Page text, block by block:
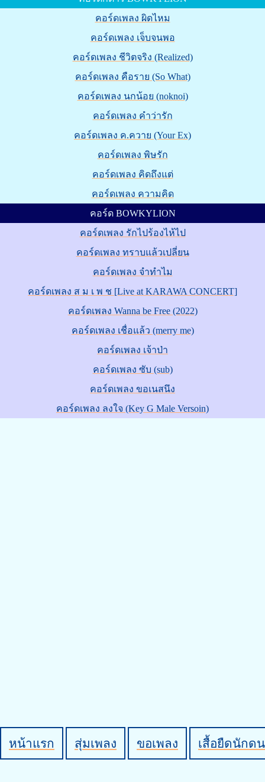
คอร์ดเพลง ผิดไหม
คอร์ดเพลง เจ็บจนพอ
คอร์ดเพลง ชีวิตจริง (Realized)
คอร์ดเพลง คือราย (So What)
คอร์ดเพลง นกน้อย (noknoi)
คอร์ดเพลง คำว่ารัก
คอร์ดเพลง ค.ควาย (Your Ex)
คอร์ดเพลง พิษรัก
คอร์ดเพลง คิดถึงแต่
คอร์ดเพลง ความคิด
คอร์ด BOWKYLION
คอร์ดเพลง รักไปร้องไห้ไป
คอร์ดเพลง ทราบแล้วเปลี่ยน
คอร์ดเพลง จำทำไม
คอร์ดเพลง ส ม เ พ ช [Live at KARAWA CONCERT]
คอร์ดเพลง Wanna be Free (2022)
คอร์ดเพลง เชื่อแล้ว (merry me)
คอร์ดเพลง เจ้าป่า
คอร์ดเพลง ซับ (sub)
คอร์ดเพลง ขอเนสนึง
คอร์ดเพลง ลงใจ (Key G Male Versoin)
หน้าแรก สุ่มเพลง ขอเพลง เสื้อยืดนักด